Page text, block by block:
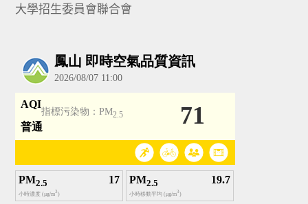
大學招生委員會聯合會